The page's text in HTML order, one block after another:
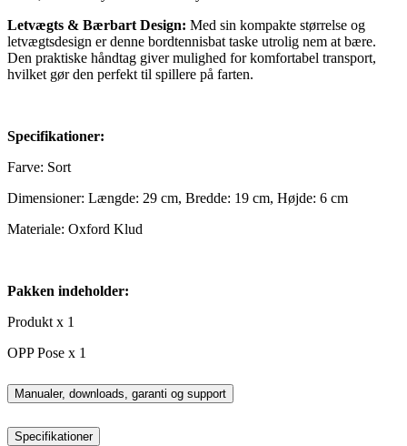
Letvægts & Bærbart Design: Med sin kompakte størrelse og
letvægtsdesign er denne bordtennisbat taske utrolig nem at bære.
Den praktiske håndtag giver mulighed for komfortabel transport,
hvilket gør den perfekt til spillere på farten.
Specifikationer:
Farve: Sort
Dimensioner: Længde: 29 cm, Bredde: 19 cm, Højde: 6 cm
Materiale: Oxford Klud
Pakken indeholder:
Produkt x 1
OPP Pose x 1
Manualer, downloads, garanti og support
Specifikationer